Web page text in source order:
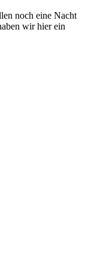
noch eine Nacht
wir hier ein